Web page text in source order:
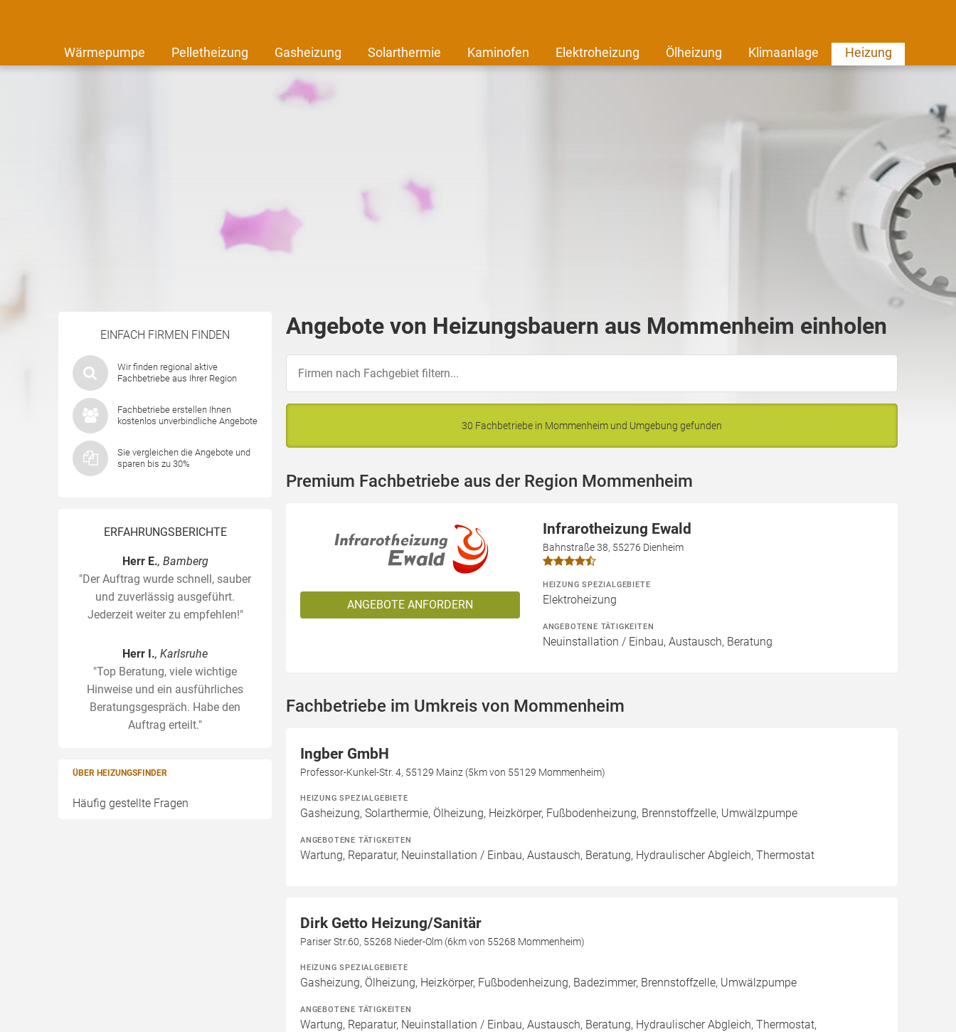
Wärmepumpe Pelletheizung Gasheizung Solarthermie Kaminofen Elektroheizung Ölheizung Klimaanlage Heizung
EINFACH FIRMEN FINDEN
Wir finden regional aktive
Fachbetriebe aus Ihrer Region
Fachbetriebe erstellen Ihnen
kostenlos unverbindliche Angebote
Sie vergleichen die Angebote und
sparen bis zu 30%
ERFAHRUNGSBERICHTE
Herr E., Bamberg
"Der Auftrag wurde schnell, sauber
und zuverlässig ausgeführt.
Jederzeit weiter zu empfehlen!"
Herr I., Karlsruhe
"Top Beratung, viele wichtige
Hinweise und ein ausführliches
Beratungsgespräch. Habe den
Auftrag erteilt."
ÜBER HEIZUNGSFINDER
Häufig gestellte Fragen
Angebote von Heizungsbauern aus Mommenheim einholen
30 Fachbetriebe in Mommenheim und Umgebung gefunden
Premium Fachbetriebe aus der Region Mommenheim
ANGEBOTE ANFORDERN
Infrarotheizung Ewald
Bahnstraße 38, 55276 Dienheim
HEIZUNG SPEZIALGEBIETE
Elektroheizung
ANGEBOTENE TÄTIGKEITEN
Neuinstallation / Einbau, Austausch, Beratung
Fachbetriebe im Umkreis von Mommenheim
Ingber GmbH
Professor-Kunkel-Str. 4, 55129 Mainz (5km von 55129 Mommenheim)
HEIZUNG SPEZIALGEBIETE
Gasheizung, Solarthermie, Ölheizung, Heizkörper, Fußbodenheizung, Brennstoffzelle, Umwälzpumpe
ANGEBOTENE TÄTIGKEITEN
Wartung, Reparatur, Neuinstallation / Einbau, Austausch, Beratung, Hydraulischer Abgleich, Thermostat
Dirk Getto Heizung/Sanitär
Pariser Str.60, 55268 Nieder-Olm (6km von 55268 Mommenheim)
HEIZUNG SPEZIALGEBIETE
Gasheizung, Ölheizung, Heizkörper, Fußbodenheizung, Badezimmer, Brennstoffzelle, Umwälzpumpe
ANGEBOTENE TÄTIGKEITEN
Wartung, Reparatur, Neuinstallation / Einbau, Austausch, Beratung, Hydraulischer Abgleich, Thermostat,